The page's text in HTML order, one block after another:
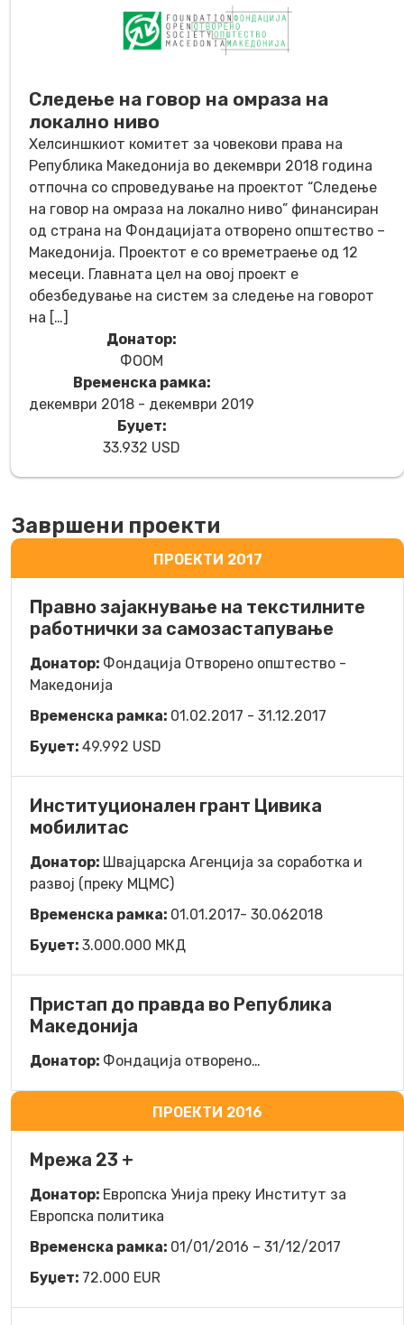
Следење на говор на омраза на
локално ниво
Хелсиншкиот комитет за човекови права на
Република Македонија во декември 2018 година
отпочна со спроведување на проектот “Следење
на говор на омраза на локално ниво” финансиран
од страна на Фондацијата отворено општество –
Македонија. Проектот е со времетраење од 12
месеци. Главната цел на овој проект е
обезбедување на систем за следење на говорот
на […]
Донатор:
ФООМ
Временска рамка:
декември 2018 - декември 2019
Буџет:
33.932 USD
Завршени проекти
ПРОЕКТИ 2017
Правно зајакнување на текстилните
работнички за самозастапување
Донатор: Фондација Отворено општество -
Македонија
Временска рамка: 01.02.2017 - 31.12.2017
Буџет: 49.992 USD
Институционален грант Цивика
мобилитас
Донатор: Швајцарска Агенција за соработка и
развој (преку МЦМС)
Временска рамка: 01.01.2017- 30.062018
Буџет: 3.000.000 МКД
Пристап до правда во Република
Македонија
Донатор: Фондација отворено…
ПРОЕКТИ 2016
Мрежа 23 +
Донатор: Европска Унија преку Институт за
Европска политика
Временска рамка: 01/01/2016 – 31/12/2017
Буџет: 72.000 EUR